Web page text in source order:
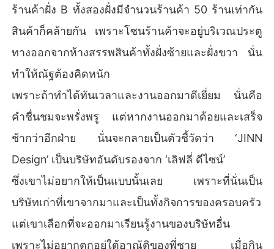
ร้านค้าฝั่ง B ทั้งสองฝั่งมีจำนวนร้านค้า 50 ร้านเท่ากัน
สินค้าก็คล้ายกัน เพราะโซนร้านค้าจะอยู่บริเวณประตู
ทางออกจากห้างสรรพสินค้าทั้งฝั่งซ้ายและฝั่งขวา นั่น
ทำให้ณัฐต้องคิดหนัก
เพราะถ้าทำได้ทันเวลาและงานออกมาดีเยี่ยม นั่นคือ
คำชื่นชมจะพรั่งพรู แต่หากงานออกมาด้อยและเสร็จ
ช้ากว่าอีกฝ่าย นั่นจะกลายเป็นตัวชี้วัดว่า ‘JINN
Design’ เป็นบริษัทอันดับรองจาก ‘เลิฟลี่ ดีไซน์’
ซึ่งเขาไม่อยากให้เป็นแบบนั้นเลย เพราะที่นั่นเป็น
บริษัทเก่าที่เขาจากมาและเป็นทั้งกิจการของครอบครัว
แต่เขาเลือกที่จะออกมาเรียนรู้งานของบริษัทอื่น
เพราะไม่อยากตกอยู่ใต้อาณัติของพี่ชาย เมื่อกิน